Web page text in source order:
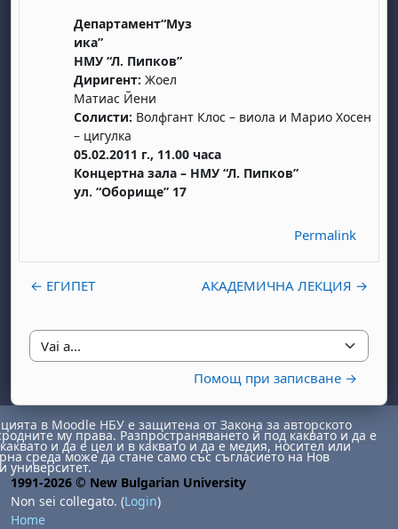
Департамент“Муз
ика”
НМУ “Л. Пипков”
Диригент: Жоел
Матиас Йени
Солисти: Волфгант Клос – виола и Марио Хосен
– цигулка
05.02.2011 г., 11.00 часа
Концертна зала – НМУ “Л. Пипков”
ул. “Оборище” 17
Permalink
← ЕГИПЕТ АКАДЕМИЧНА ЛЕКЦИЯ →
Vai a...
Помощ при записване →
в Moodle НБУ е защитена от Закона за авторското
му права. Разпространяването й под каквато и да е
и да е цел и в каквато и да е медия, носител или
среда може да стане само със съгласието на Нов
университет.
1991-2026 © New Bulgarian University
Non sei collegato. (Login)
Home